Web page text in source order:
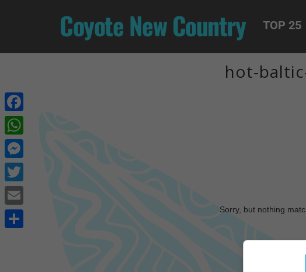
Coyote New Country TOP 25
hot-
Sorry, but nothing
Facebook
WhatsApp
Messenger
Twitter
Email